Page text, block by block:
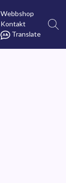
Webbshop
Kontakt
Translate